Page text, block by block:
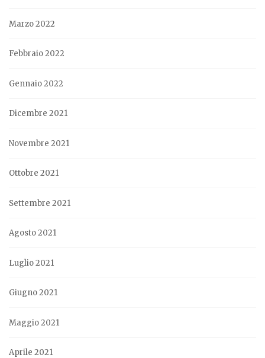
Marzo 2022
Febbraio 2022
Gennaio 2022
Dicembre 2021
Novembre 2021
Ottobre 2021
Settembre 2021
Agosto 2021
Luglio 2021
Giugno 2021
Maggio 2021
Aprile 2021